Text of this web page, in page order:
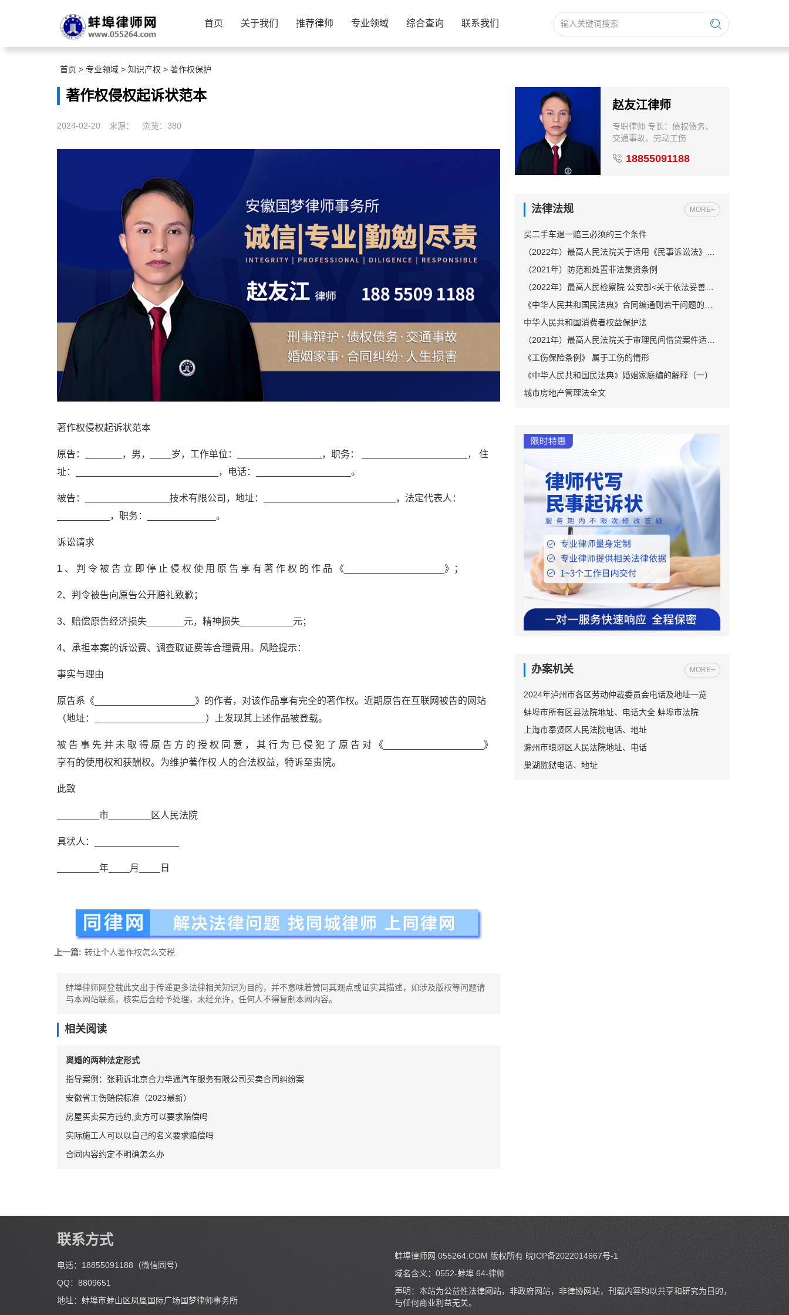
首页 关于我们 推荐律师 专业领域 综合查询 联系我们
首页 > 专业领域 > 知识产权 > 著作权保护
著作权侵权起诉状范本
2024-02-20 来源： 浏览： 380
著作权侵权起诉状范本
原告：_______，男，____岁，工作单位：________________，职务： ____________________， 住
址：___________________________，电话：__________________。
被告：________________技术有限公司，地址：_________________________，法定代表人：
__________，职务：_____________。
诉讼请求
1 、 判 令 被 告 立 即 停 止 侵 权 使 用 原 告 享 有 著 作 权 的 作 品 《___________________》；
2、判令被告向原告公开赔礼致歉；
3、赔偿原告经济损失_______元，精神损失__________元；
4、承担本案的诉讼费、调查取证费等合理费用。风险提示：
事实与理由
原告系《___________________》的作者，对该作品享有完全的著作权。近期原告在互联网被告的网站
（地址：_____________________）上发现其上述作品被登载。
被 告 事 先 并 未 取 得 原 告 方 的 授 权 同 意 ， 其 行 为 已 侵 犯 了 原 告 对 《___________________》
享有的使用权和获酬权。为维护著作权 人的合法权益，特诉至贵院。
此致
________市________区人民法院
具状人：________________
________年____月____日
上一篇: 转让个人著作权怎么交税
蚌埠律师网登载此文出于传递更多法律相关知识为目的，并不意味着赞同其观点或证实其描述，如涉及版权等问题请
与本网站联系，核实后会给予处理，未经允许，任何人不得复制本网内容。
相关阅读
离婚的两种法定形式
指导案例：张莉诉北京合力华通汽车服务有限公司买卖合同纠纷案
安徽省工伤赔偿标准（2023最新）
房屋买卖买方违约,卖方可以要求赔偿吗
实际施工人可以以自己的名义要求赔偿吗
合同内容约定不明确怎么办
赵友江律师
专职律师 专长：债权债务、
交通事故、劳动工伤
18855091188
法律法规 MORE+
买二手车退一赔三必须的三个条件
（2021年）防范和处置非法集资条例
中华人民共和国消费者权益保护法
《工伤保险条例》 属于工伤的情形
《中华人民共和国民法典》婚姻家庭编的解释（一）
城市房地产管理法全文
办案机关 MORE+
2024年泸州市各区劳动仲裁委员会电话及地址一览
蚌埠市所有区县法院地址、电话大全 蚌埠市法院
上海市奉贤区人民法院电话、地址
滁州市琅琊区人民法院地址、电话
巢湖监狱电话、地址
联系方式
电话：18855091188（微信同号）
QQ：8809651
地址：蚌埠市蚌山区凤凰国际广场国梦律师事务所
蚌埠律师网 055264.COM 版权所有 皖ICP备2022014667号-1
域名含义：0552-蚌埠 64-律师
声明：本站为公益性法律网站，非政府网站，非律协网站，刊载内容均以共享和研究为目的，
与任何商业利益无关。